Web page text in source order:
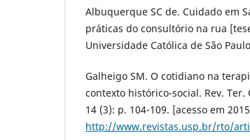
Albuquerque SC de. Cuidado em
práticas do consultório na rua
Universidade Católica de São
Galheigo SM. O cotidiano na
contexto histórico-social. Rev. Ter.
14 (3): p. 104-109. [acesso em
http://www.revistas.usp.br/rto/